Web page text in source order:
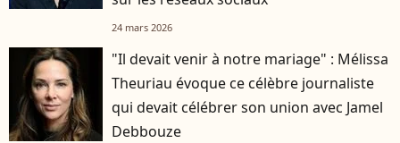
24 mars 2026
"Il devait venir à notre mariage" : Mélissa
Theuriau évoque ce célèbre journaliste
qui devait célébrer son union avec Jamel
Debbouze